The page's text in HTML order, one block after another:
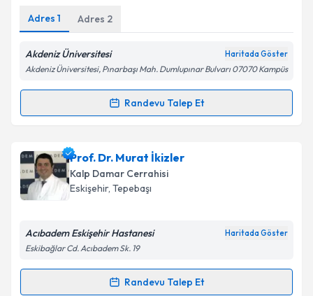
Kişisel verilerimin işlenmesine ilişkinAydınlatma
kapsamda işlenmesini kabul ediyorum.
Takvim Talebini Gönder
Adres 1 Adres 2
Akdeniz Üniversitesi
Akdeniz Üniversitesi, Pınarbaşı Mah. Dumlupınar Bulvarı 07070 Kampüs
Randevu Talep Et
Randevu Takvimi Talebi
Prof. Dr. İlhan Gölbaşıiçin randevu takvimi talebi
oluşturun. Size bu uzmandan randevu almanız için bir
takvim hazırlandığında e-posta ile bilgilendireceğiz.
Kişisel verilerimin işlenmesine ilişkin
Prof. Dr. Murat İkizler
Kalp Damar Cerrahisi
Eskişehir, Tepebaşı
Acıbadem Eskişehir Hastanesi
Eskibağlar Cd. Acıbadem Sk. 19
Randevu Talep Et